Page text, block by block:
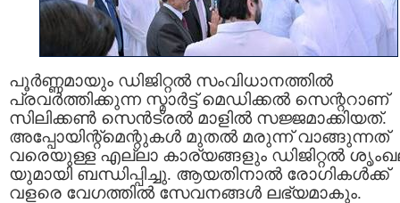
പൂർണ്ണമായും ഡിജിറ്റൽ സംവിധാനത്തിൽ
പ്രവർത്തിക്കുന്ന സ്മാർട്ട് മെഡിക്കൽ സെന്ററാണ്
സിലിക്കൺ സെൻട്രൽ മാളിൽ സജ്ജമാക്കിയത്.
അപ്പോയിന്റ്‌മെന്റുകൾ മുതൽ മരുന്ന് വാങ്ങുന്നത്
വരെയുള്ള എല്ലാ കാര്യങ്ങളും ഡിജിറ്റൽ
യുമായി ബന്ധിപ്പിച്ചു. ആയതിനാൽ രോഗികൾക്ക്
വളരെ വേഗത്തിൽ സേവനങ്ങൾ ലഭ്യമാകും.